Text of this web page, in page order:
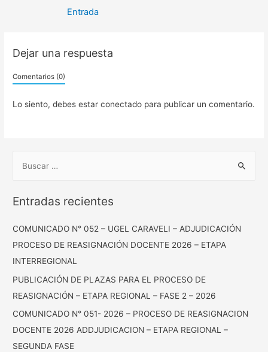
Entrada
Dejar una respuesta
Comentarios (0)
Lo siento, debes estarconectado para publicar un comentario.
Entradas recientes
COMUNICADO N° 052 – UGEL CARAVELI – ADJUDICACIÓN
PROCESO DE REASIGNACIÓN DOCENTE 2026 – ETAPA
INTERREGIONAL
PUBLICACIÓN DE PLAZAS PARA EL PROCESO DE
REASIGNACIÓN – ETAPA REGIONAL – FASE 2 – 2026
COMUNICADO N° 051- 2026 – PROCESO DE REASIGNACION
DOCENTE 2026 ADDJUDICACION – ETAPA REGIONAL –
SEGUNDA FASE